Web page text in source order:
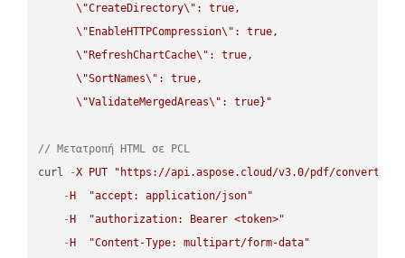
\"CreateDirectory\" : true,
\" EnableHTTPCompression\" : true,
\" RefreshChartCache\" : true,
\"SortNames\" : true,
\"ValidateMergedAreas\" : true}"
// Μετατροπή HTML σε PCL
curl
-X PUT
"https://api.aspose.cloud/v3.0/pdf/convert/
- H
"accept: application/json"
- H
"authorization: Bearer <token>"
- H
"Content-Type: multipart/form-data"